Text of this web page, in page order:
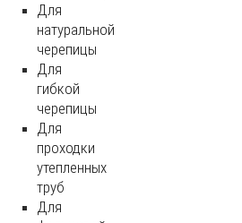
Для
натуральной
черепицы
Для
гибкой
черепицы
Для
проходки
утепленных
труб
Для